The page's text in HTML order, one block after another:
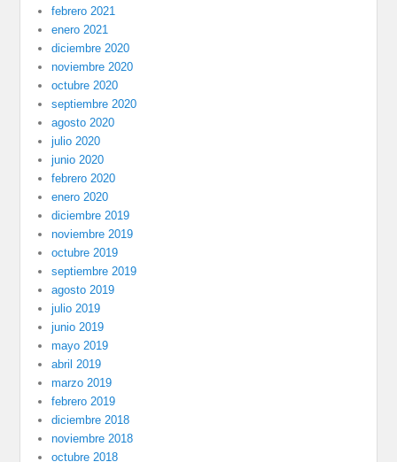
febrero 2021
enero 2021
diciembre 2020
noviembre 2020
octubre 2020
septiembre 2020
agosto 2020
julio 2020
junio 2020
febrero 2020
enero 2020
diciembre 2019
noviembre 2019
octubre 2019
septiembre 2019
agosto 2019
julio 2019
junio 2019
mayo 2019
abril 2019
marzo 2019
febrero 2019
diciembre 2018
noviembre 2018
octubre 2018